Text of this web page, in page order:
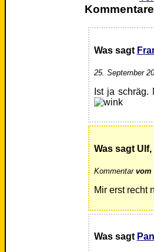
Kommentare
Was sagt
25. September
Ist ja
Was sagt
Kommentar vom
Mir erst recht
Was sagt